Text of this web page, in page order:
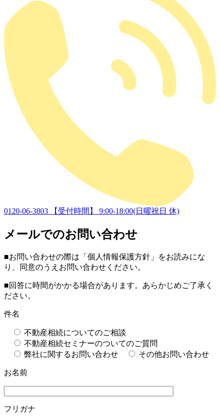
0120-06-3803 【受付時間】 9:00-18:00(日曜祝日 休)
メールでのお問い合わせ
■お問い合わせの際は「個人情報保護方針」をお読みにな
り、同意のうえお問い合わせください。
■回答に時間がかかる場合があります。あらかじめご了承く
ださい。
件名
不動産相続についてのご相談
不動産相続セミナーのついてのご質問
弊社に関するお問い合わせ
その他お問い合わせ
お名前
フリガナ